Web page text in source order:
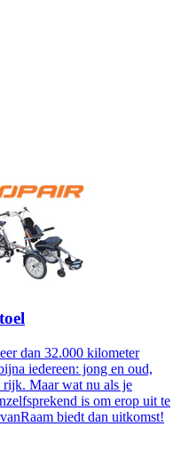
dan 32.000 kilometer
iedereen: jong en oud,
rijk. Maar wat nu als je
is om erop uit te
biedt dan uitkomst!